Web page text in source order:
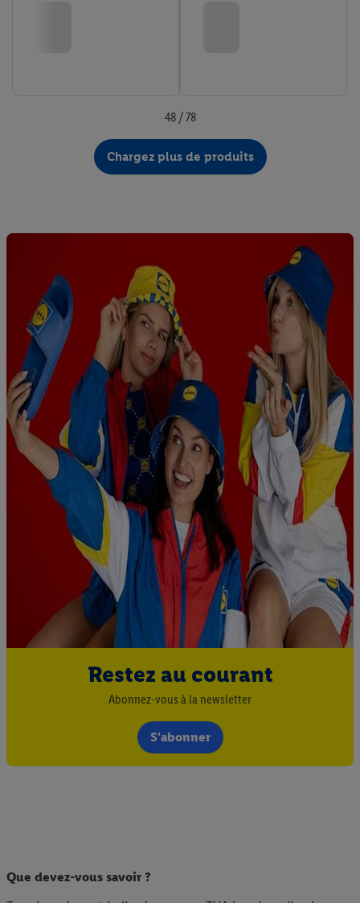
48 / 78
Chargez plus de produits
Restez au courant
Abonnez-vous à la newsletter
S'abonner
Que devez-vous savoir ?